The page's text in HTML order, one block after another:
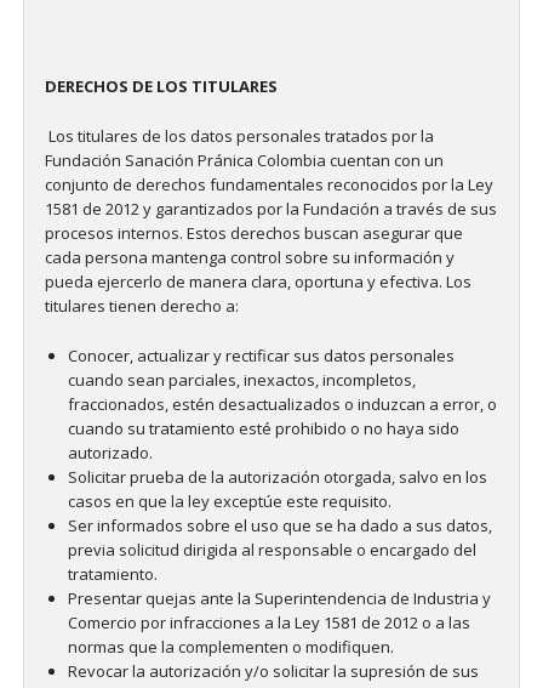
DERECHOS DE LOS TITULARES
Los titulares de los datos personales tratados por la
Fundación Sanación Pránica Colombia cuentan con un
conjunto de derechos fundamentales reconocidos por la Ley
1581 de 2012 y garantizados por la Fundación a través de sus
procesos internos. Estos derechos buscan asegurar que
cada persona mantenga control sobre su información y
pueda ejercerlo de manera clara, oportuna y efectiva. Los
titulares tienen derecho a:
Conocer, actualizar y rectificar sus datos personales
cuando sean parciales, inexactos, incompletos,
fraccionados, estén desactualizados o induzcan a error, o
cuando su tratamiento esté prohibido o no haya sido
autorizado.
Solicitar prueba de la autorización otorgada, salvo en los
casos en que la ley exceptúe este requisito.
Ser informados sobre el uso que se ha dado a sus datos,
previa solicitud dirigida al responsable o encargado del
tratamiento.
Presentar quejas ante la Superintendencia de Industria y
Comercio por infracciones a la Ley 1581 de 2012 o a las
normas que la complementen o modifiquen.
Revocar la autorización y/o solicitar la supresión de sus